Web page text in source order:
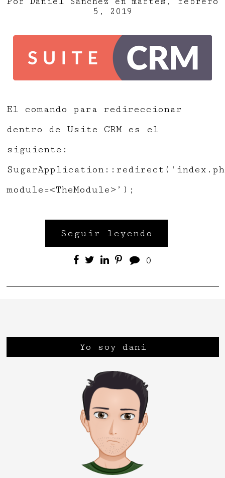
5, 2019
El comando para redireccionar
dentro de Usite CRM es el
siguiente:
module=<TheModule>’);
Seguir leyendo
0
Yo soy dani